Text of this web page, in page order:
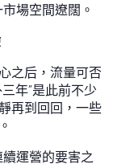
場空間遼闊。
之后，流量可否
年”是此前不少
再到回回，一些
續運營的要害之